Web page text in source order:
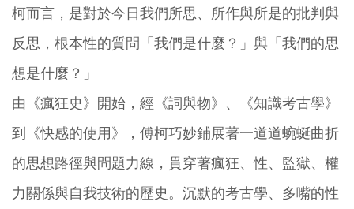
柯而言，是對於今日我們所思、所作與所是的批判與
反思，根本性的質問「我們是什麼？」與「我們的思
想是什麼？」
由《瘋狂史》開始，經《詞與物》、《知識考古學》
到《快感的使用》，傅柯巧妙鋪展著一道道蜿蜒曲折
的思想路徑與問題力線，貫穿著瘋狂、性、監獄、權
力關係與自我技術的歷史。沉默的考古學、多嘴的性